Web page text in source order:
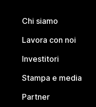
Chi siamo
Lavora con noi
Investitori
Stampa e media
Partner